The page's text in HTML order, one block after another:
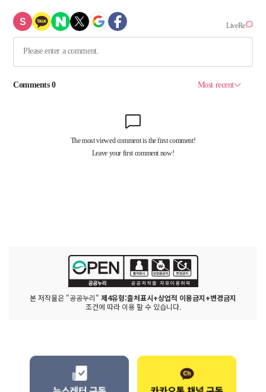
본 저작물은 "공공누리" 제4유형:출처표시+상업적 이용금지+변경금지
조건에 따라 이용 할 수 있습니다.